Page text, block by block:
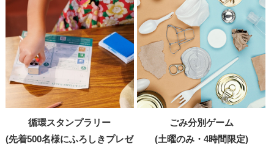
循環スタンプラリー
(先着500名様にふろしきプレゼ
ごみ分別ゲーム
(土曜のみ・4時間限定)